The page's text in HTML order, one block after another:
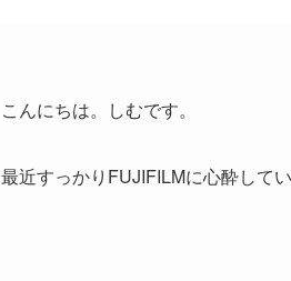
こんにちは。しむです。
最近すっかりFUJIFILMに心酔して